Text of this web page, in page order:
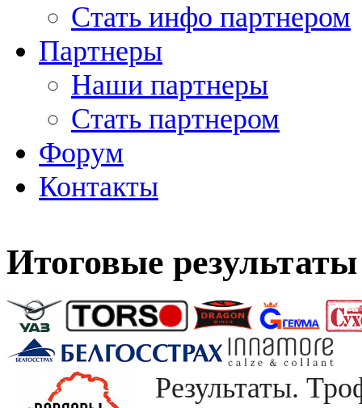
Стать инфо партнером
Партнеры
Наши партнеры
Стать партнером
Форум
Контакты
Итоговые
Результаты.